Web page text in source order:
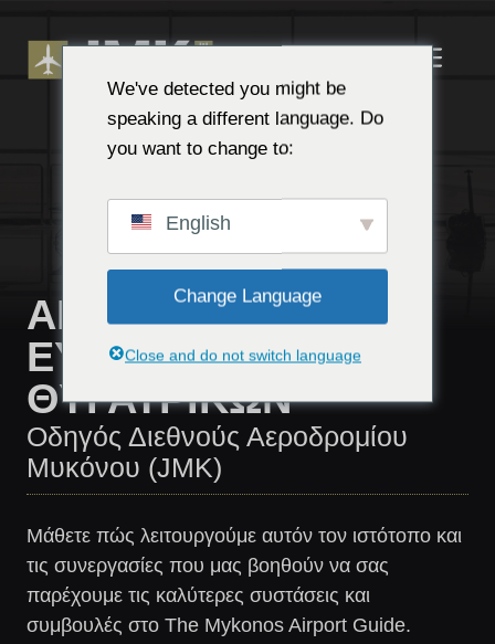
στο
περιεχόμενο
ΑΠΟΠΟΊΗΣΗ
ΕΥΘΎΝΗΣ
ΘΥΓΑΤΡΙΚΏΝ
Οδηγός Διεθνούς Αεροδρομίου
Μυκόνου (JMK)
Μάθετε πώς λειτουργούμε αυτόν τον ιστότοπο και
τις συνεργασίες που μας βοηθούν να σας
παρέχουμε τις καλύτερες συστάσεις και
συμβουλές στο The Mykonos Airport Guide.
We've detected you might be
speaking a different language. Do
you want to change to:
English
Change Language
Close and do not switch language